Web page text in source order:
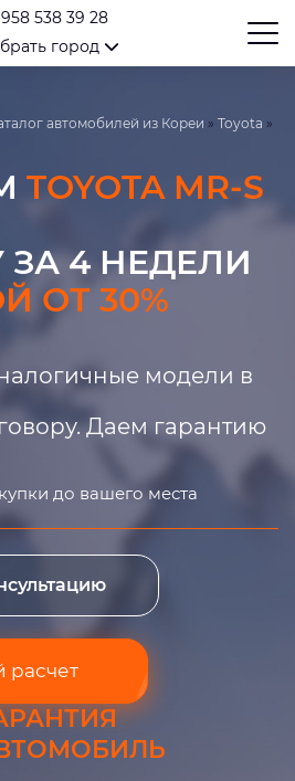
538 39 28
город
автомобилей из Кореи » Toyota »
TOYOTA MR-S
4 НЕДЕЛИ
ОТ 30%
модели в
Даем гарантию
до вашего места
расчет